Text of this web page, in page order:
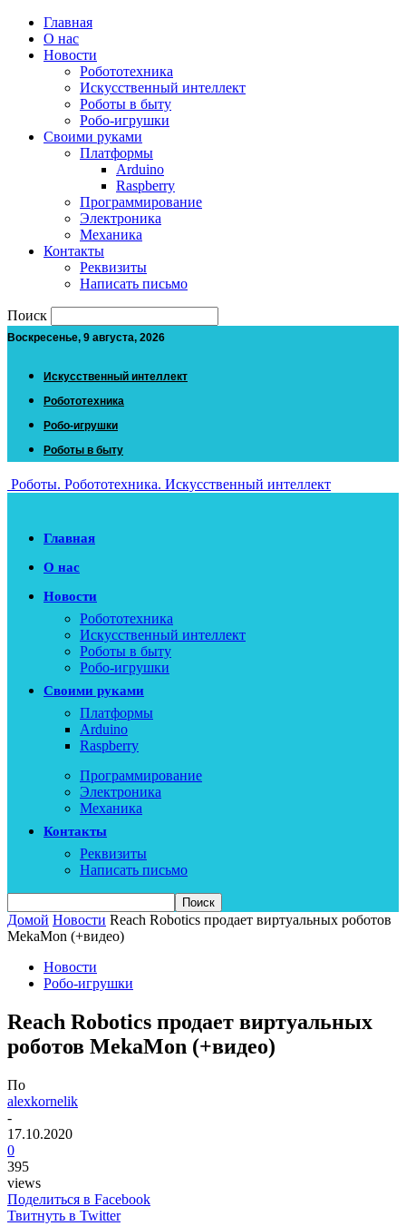
Главная
О нас
Новости
Робототехника
Искусственный интеллект
Роботы в быту
Робо-игрушки
Своими руками
Платформы
Arduino
Raspberry
Программирование
Электроника
Механика
Контакты
Реквизиты
Написать письмо
Поиск
Воскресенье, 9 августа, 2026
Искусственный интеллект
Робототехника
Робо-игрушки
Роботы в быту
Роботы. Робототехника. Искусственный интеллект
Главная
О нас
Новости
Робототехника
Искусственный интеллект
Роботы в быту
Робо-игрушки
Своими руками
Платформы
Arduino
Raspberry
Программирование
Электроника
Механика
Контакты
Реквизиты
Написать письмо
Домой Новости Reach Robotics продает виртуальных роботов
MekaMon (+видео)
Новости
Робо-игрушки
Reach Robotics продает виртуальных
роботов MekaMon (+видео)
По
alexkornelik
-
17.10.2020
0
395
views
Поделиться в Facebook
Твитнуть в Twitter